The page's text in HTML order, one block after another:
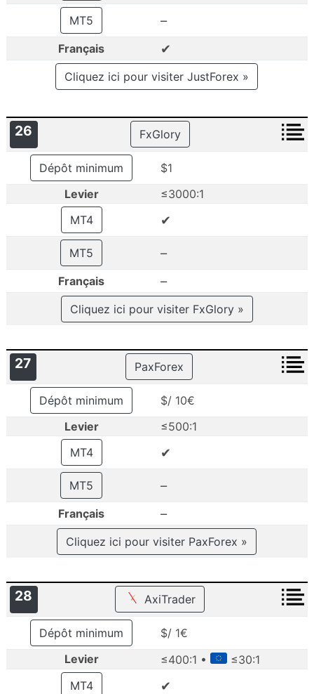
MT5 –
Français ✔
Cliquez ici pour visiter JustForex »
26 FxGlory
Dépôt minimum
$1
Levier
≤3000:1
MT4
✔
MT5 –
Français –
Cliquez ici pour visiter FxGlory »
27 PaxForex
Dépôt minimum
$/ 10€
Levier
≤500:1
MT4
✔
MT5 –
Français –
Cliquez ici pour visiter PaxForex »
28 AxiTrader
Dépôt minimum
$/ 1€
Levier
≤400:1 •
≤30:1
MT4
✔